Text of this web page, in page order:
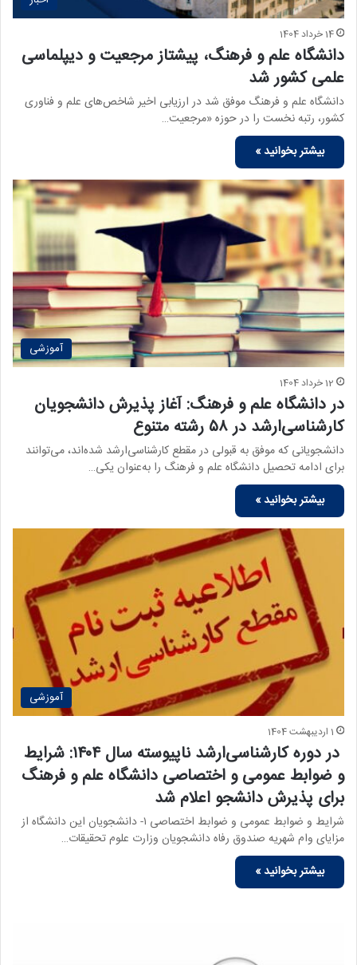
14 خرداد 1404
دانشگاه علم و فرهنگ، پیشتاز مرجعیت و دیپلماسی
علمی کشور شد
دانشگاه علم و فرهنگ موفق شد در ارزیابی اخیر شاخص‌های علم و فناوری
کشور، رتبه نخست را در حوزه «مرجعیت…
بیشتر بخوانید »
آموزشی
12 خرداد 1404
در دانشگاه علم و فرهنگ: آغاز پذیرش دانشجویان
کارشناسی‌ارشد در ۵۸ رشته متنوع
دانشجویانی که موفق به قبولی در مقطع کارشناسی‌ارشد شده‌اند، می‌توانند
برای ادامه تحصیل دانشگاه علم و فرهنگ را به‌عنوان یکی…
بیشتر بخوانید »
آموزشی
1 اردیبهشت 1404
در دوره کارشناسی‌ارشد ناپیوسته سال ۱۴۰۴: شرایط
و ضوابط عمومی و اختصاصی دانشگاه علم و فرهنگ
برای پذیرش دانشجو اعلام شد
شرایط و ضوابط عمومی و ضوابط اختصاصی ۱- دانشجویان این دانشگاه از
مزایای وام شهریه صندوق رفاه دانشجویان وزارت علوم تحقیقات…
بیشتر بخوانید »